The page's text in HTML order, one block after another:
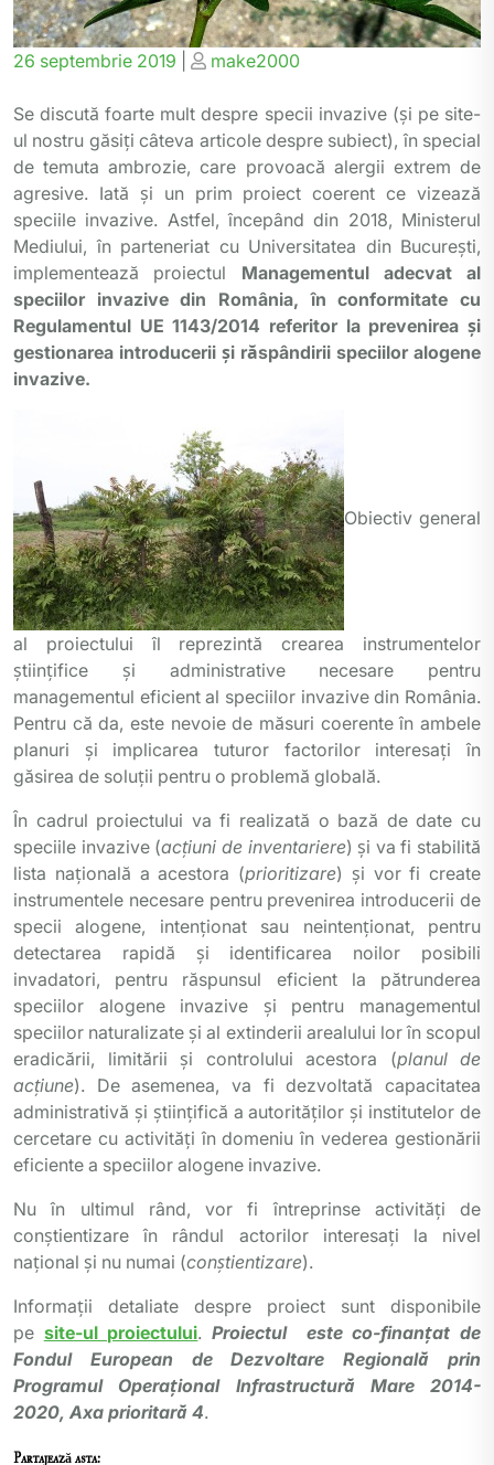
Posted
26 septembrie 2019
Posted
make2000
Se discută foarte mult despre specii invazive (și pe site-
ul nostru găsiți câteva articole despre subiect), în special
de temuta ambrozie, care provoacă alergii extrem de
agresive. Iată și un prim proiect coerent ce vizează
speciile invazive. Astfel, începând din 2018, Ministerul
Mediului, în parteneriat cu Universitatea din București,
implementează proiectul Managementul adecvat al
speciilor invazive din România, în conformitate cu
Regulamentul UE 1143/2014 referitor la prevenirea și
gestionarea introducerii și răspândirii speciilor alogene
invazive.
Obiectiv general
al proiectului îl reprezintă crearea instrumentelor
ştiințifice și administrative necesare pentru
managementul eficient al speciilor invazive din România.
Pentru că da, este nevoie de măsuri coerente în ambele
planuri și implicarea tuturor factorilor interesați în
găsirea de soluții pentru o problemă globală.
În cadrul proiectului va fi realizată o bază de date cu
speciile invazive (acțiuni de inventariere) și va fi stabilită
lista națională a acestora (prioritizare) și vor fi create
instrumentele necesare pentru prevenirea introducerii de
specii alogene, intenționat sau neintenționat, pentru
detectarea rapidă și identificarea noilor posibili
invadatori, pentru răspunsul eficient la pătrunderea
speciilor alogene invazive și pentru managementul
speciilor naturalizate și al extinderii arealului lor în scopul
eradicării, limitării și controlului acestora (planul de
acțiune). De asemenea, va fi dezvoltată capacitatea
administrativă și științifică a autorităților și institutelor de
cercetare cu activități în domeniu în vederea gestionării
eficiente a speciilor alogene invazive.
Nu în ultimul rând, vor fi întreprinse activități de
conștientizare în rândul actorilor interesați la nivel
național și nu numai (conștientizare).
Informații detaliate despre proiect sunt disponibile
pe site-ul proiectului.Proiectul este co-finanțat de
Fondul European de Dezvoltare Regională prin
Programul Operațional Infrastructură Mare 2014-
2020, Axa prioritară 4.
Partajează asta: